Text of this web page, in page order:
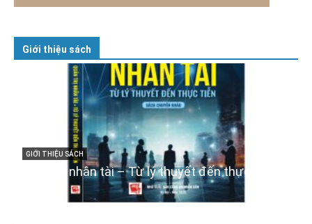
Giới thiệu sách
GIỚI THIỆU SÁCH
Cuốn sách “Tuyệt đối trung thành với Tổ quốc,
với Đảng, Nhà nước và Nhân dân – Sáng ngời
tư cách người Công an cách mạng”